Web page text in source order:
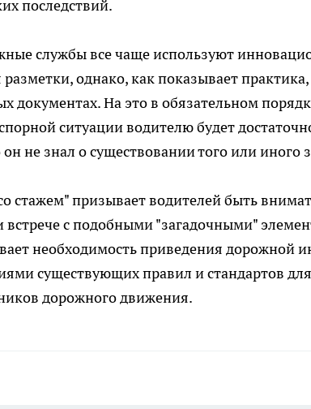
последствий.
службы все чаще используют
однако, как показывает
документах. На это в обязательном
ситуации водителю будет
не знал о существовании того или иного
стажем" призывает водителей быть
встрече с подобными "загадочными"
необходимость приведения дорожной
существующих правил и стандартов
дорожного движения.